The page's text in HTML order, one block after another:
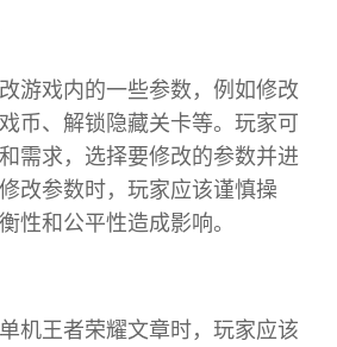
游戏内的一些参数，例如修改
币、解锁隐藏关卡等。玩家可
需求，选择要修改的参数并进
改参数时，玩家应该谨慎操
性和公平性造成影响。
机王者荣耀文章时，玩家应该